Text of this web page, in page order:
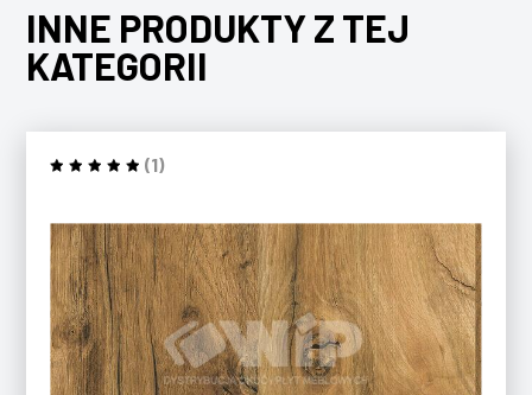
INNE PRODUKTY Z TEJ
KATEGORII
(1)